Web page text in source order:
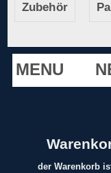
Zubehör
MENU
der Warenkorb